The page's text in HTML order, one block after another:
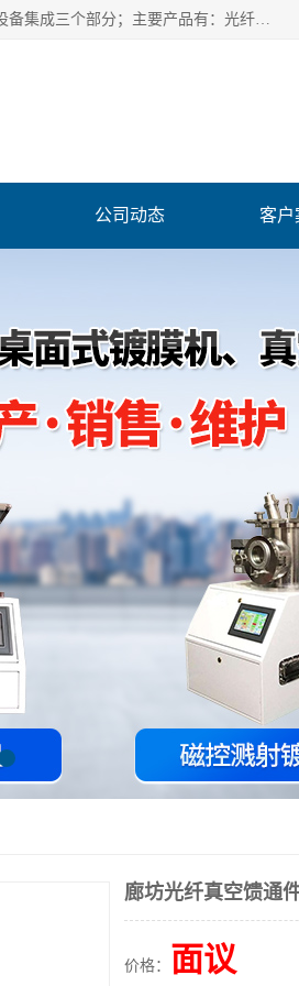
北京浅蓝纳米科技发展有限责任公司主体经营分为：真空配件销售、真空腔体定制、真空设备集成三个部分；主要产品有：光纤真空馈通法兰、光纤真空法兰、光纤法兰、低损耗光纤真空法兰；源瓶、ALD源瓶、MO源瓶、CVD源瓶、50ml源瓶现货、隔膜阀、波纹管密封阀；真空航插电极法兰、电极法兰、真空法兰、信号法兰、陶封电极法兰、D型真空电极；真空腔体定制、磁控溅射、热蒸发镀膜机、PE-CVD、ALD；
公司动态 客户
廊坊光纤真空馈通
价格： 面议